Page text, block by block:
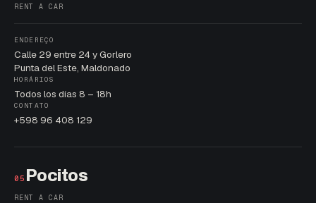
RENT A CAR
ENDEREÇO
Calle 29 entre 24 y Gorlero
Punta del Este, Maldonado
HORÁRIOS
Todos los días 8 – 18h
CONTATO
+598 96 408 129
05 Pocitos
RENT A CAR